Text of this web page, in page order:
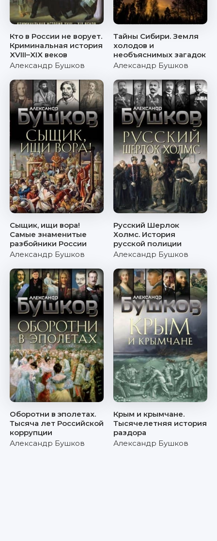
Кто в России не ворует.
Криминальная история
XVIII–XIX веков
Александр Бушков
Тайны Сибири. Земля
холодов и
необъяснимых загадок
Александр Бушков
Сыщик, ищи вора!
Самые знаменитые
разбойники России
Александр Бушков
Русский Шерлок
Холмс. История
русской полиции
Александр Бушков
Оборотни в эполетах.
Тысяча лет Российской
коррупции
Александр Бушков
Крым и крымчане.
Тысячелетняя история
раздора
Александр Бушков